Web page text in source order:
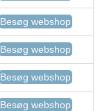
Besøg webshop
Besøg webshop
Besøg webshop
Besøg webshop